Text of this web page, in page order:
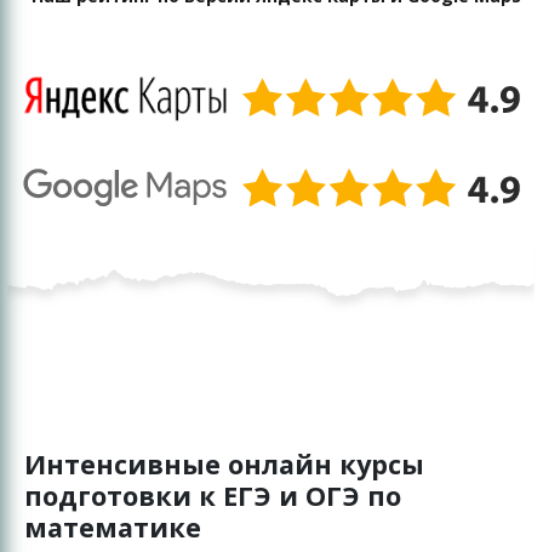
Интенсивные онлайн курсы
подготовки к ЕГЭ и ОГЭ по
математике